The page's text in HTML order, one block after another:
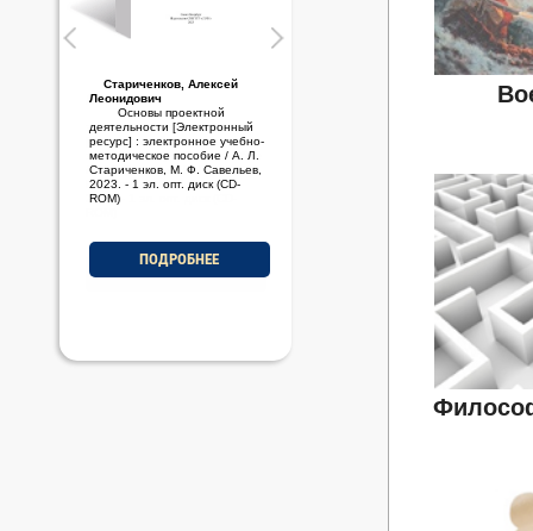
Стариченков, Алексей
Леонидович
Основы проектной
деятельности [Электронный
ресурс] : электронное учебно-
методическое пособие / А. Л.
Стариченков, М. Ф. Савельев,
2023. - 1 эл. опт. диск (CD-
ROM)
ПОДРОБНЕЕ